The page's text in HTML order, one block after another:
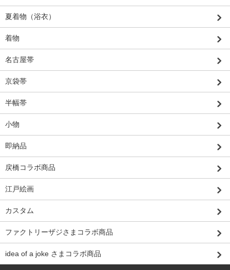
夏着物（浴衣）
着物
名古屋帯
京袋帯
半幅帯
小物
即納品
戻橋コラボ商品
江戸絵画
カスタム
ファクトリーザジさまコラボ商品
idea of a joke さまコラボ商品